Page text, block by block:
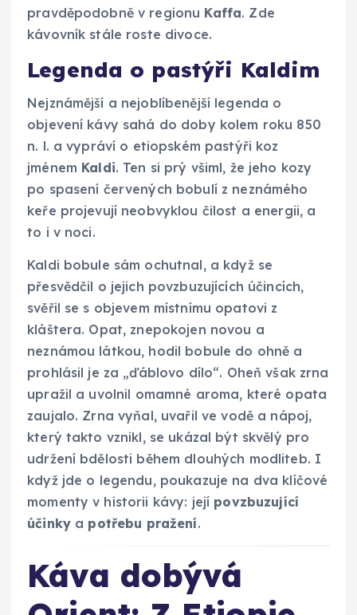
pravděpodobně v regionu Kaffa. Zde
kávovník stále roste divoce.
Legenda o pastýři Kaldim
Nejznámější a nejoblíbenější legenda o
objevení kávy sahá do doby kolem roku 850
n. l. a vypráví o etiopském pastýři koz
jménem Kaldi. Ten si prý všiml, že jeho kozy
po spasení červených bobulí z neznámého
keře projevují neobvyklou čilost a energii, a
to i v noci.
Kaldi bobule sám ochutnal, a když se
přesvědčil o jejich povzbuzujících účincích,
svěřil se s objevem místnímu opatovi z
kláštera. Opat, znepokojen novou a
neznámou látkou, hodil bobule do ohně a
prohlásil je za „ďáblovo dílo“. Oheň však zrna
upražil a uvolnil omamné aroma, které opata
zaujalo. Zrna vyňal, uvařil ve vodě a nápoj,
který takto vznikl, se ukázal být skvělý pro
udržení bdělosti během dlouhých modliteb. I
když jde o legendu, poukazuje na dva klíčové
momenty v historii kávy: její povzbuzující
účinkya potřebu pražení.
Káva dobývá